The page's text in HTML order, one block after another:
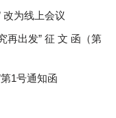
改为线上会议
再出发” 征 文 函（第
1号通知函